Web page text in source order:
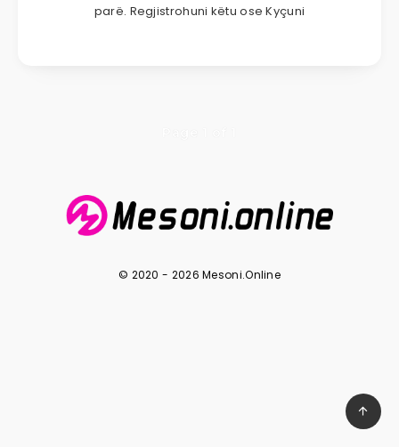
parë. Regjistrohuni këtu ose Kyçuni
© 2020 - 2026 Mesoni.Online